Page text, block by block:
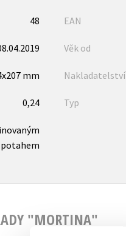
48 EAN
Věk od
mm Nakladatelství
0,24 Typ
potahem
"MORTINA"